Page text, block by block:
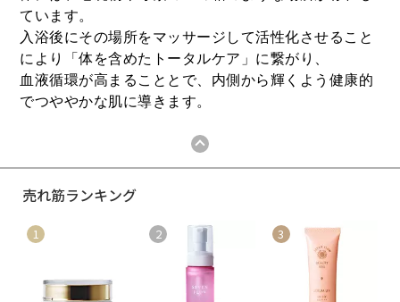
ています。
入浴後にその場所をマッサージして活性化させること
により「体を含めたトータルケア」に繋がり、
血液循環が高まることとで、内側から輝くよう健康的
でつややかな肌に導きます。
売れ筋ランキング